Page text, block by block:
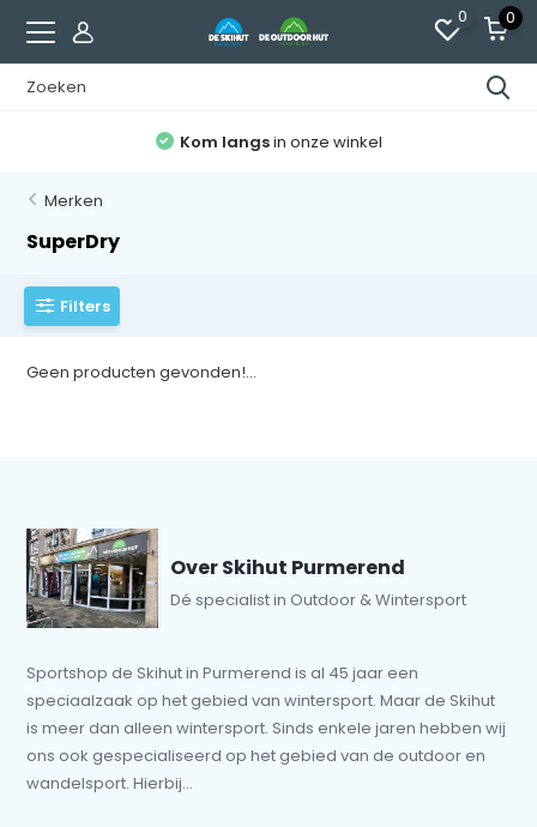
0 0
Kom langsin onze winkel
Merken
SuperDry
Filters
Geen producten gevonden!...
Over Skihut Purmerend
Dé specialist in Outdoor & Wintersport
Sportshop de Skihut in Purmerend is al 45 jaar een
speciaalzaak op het gebied van wintersport. Maar de Skihut
is meer dan alleen wintersport. Sinds enkele jaren hebben wij
ons ook gespecialiseerd op het gebied van de outdoor en
wandelsport. Hierbij...